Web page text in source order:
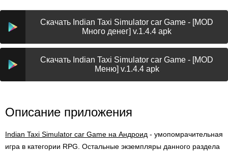
Скачать Indian Taxi Simulator car Game - [MOD
Много денег] v.1.4.4 apk
Скачать Indian Taxi Simulator car Game - [MOD
Меню] v.1.4.4 apk
Описание приложения
Indian Taxi Simulator car Game на Андроид - умопомрачительная
игра в категории RPG. Остальные экземпляры данного раздела